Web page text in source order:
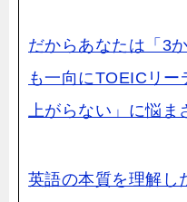
だからあなたは「3
も一向にTOEICリ
上がらない」に悩ま
英語の本質を理解し